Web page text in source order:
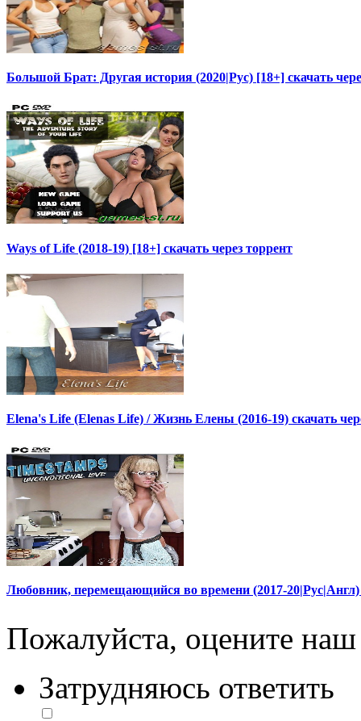
Большой Брат: Другая история (2020|Рус) [18+] скачать
Ways of Life (2018-19) [18+] скачать через торрент
Elena's Life (Elenas Life) / Жизнь Елены (2016-19) скачать
Любовник, перемещающийся во времени (2017-20|Рус|Англ)
Пожалуйста, оцените наш
Затрудняюсь ответить